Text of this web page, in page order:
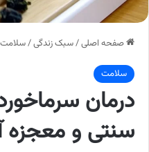
صفحه اصلی/سبک زندگی/سلامت
سلامت
درمان
سنتی و معجزه